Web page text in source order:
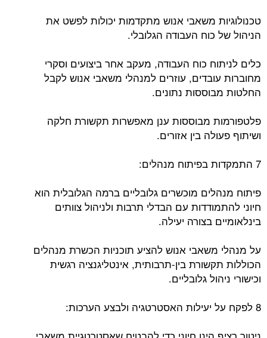
טכנולוגיות משאבי אנוש מתקדמות יכולות לפשט את
הניהול של כוח העבודה הגלובלי.
כלים לניתוח כוח העבודה, מעקב אחר ביצועים וסקרי
מחוברות עובדים, עוזרים למנהלי משאבי אנוש לקבל
החלטות מבוססות נתונים.
פלטפורמות מבוססות ענן מאפשרות תקשורת חלקה
ושיתוף פעולה בין אזורים.
7 התמקדות בפיתוח מנהלים:
פיתוח מנהלים מוכשרים גלובליים ברמה הגלובלית הוא
חיוני להתמודדות עם הבדלי תרבות ולניהול צוותים
בינלאומיים בצורה יעילה.
על מנהלי משאבי אנוש להציע תוכניות הכשרת מנהלים
הכוללות תקשורת בין-תרבותית, אינטליגנציה רגשית
וכישורי ניהול גלובליים.
8 לפקח על יעילות האסטרטגיה ולבצע הערכות: